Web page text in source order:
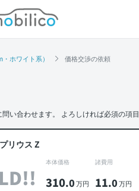
モビリコ
ホワイト系） 価格交渉の依頼
い合わせます。 よろしければ必須の項
リウス Z
本体価格
310.0万円
諸費用
11.0万円